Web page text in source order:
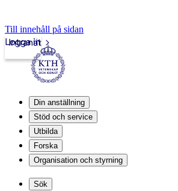
Till innehåll på sidan
Intranät
Logga in
Din anställning
Stöd och service
Utbilda
Forska
Organisation och styrning
Sök